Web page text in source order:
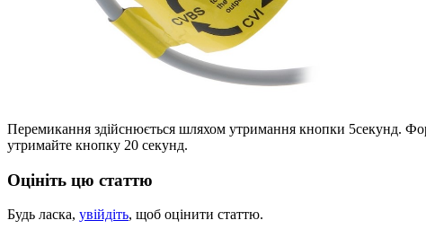
Перемикання здійснюється шляхом утримання кнопки
утримайте кнопку 20 секунд.
Оцініть цю статтю
Будь ласка, увійдіть, щоб оцінити статтю.